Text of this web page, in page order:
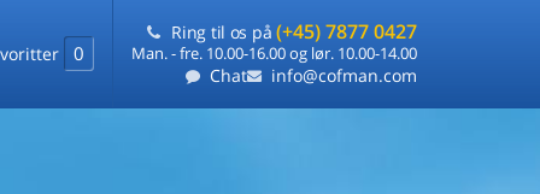
0
Ring til os på (+45) 7877 0427
Man. - fre. 10.00-16.00 og lør. 10.00-14.00
Chat info@cofman.com